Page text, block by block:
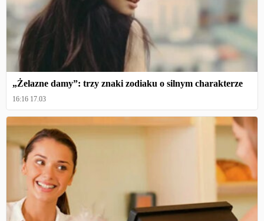
„Żelazne damy”: trzy znaki zodiaku o silnym charakterze
16:16 17.03